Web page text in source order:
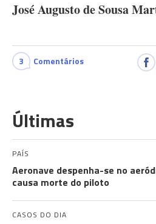
José Augusto de Sousa
3 Comentários
Últimas
PAÍS
Aeronave despenha-se no
causa morte do piloto
CASOS DO DIA